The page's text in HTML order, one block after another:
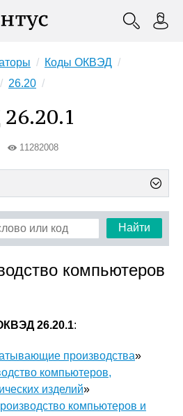
Коды ОКВЭД
26.20
11282008
Найти
компьютеров
26.20.1:
производства»
компьютеров,
изделий»
компьютеров и